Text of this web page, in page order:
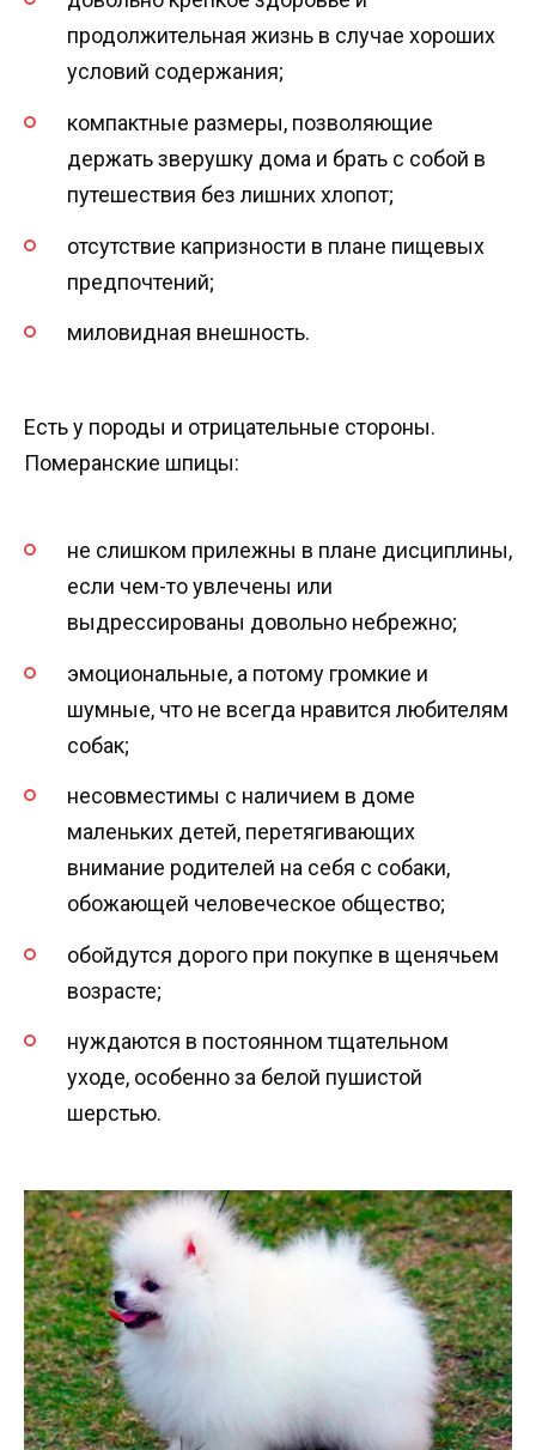
продолжительная жизнь в случае хороших
условий содержания;
компактные размеры, позволяющие
держать зверушку дома и брать с собой в
путешествия без лишних хлопот;
отсутствие капризности в плане пищевых
предпочтений;
миловидная внешность.
Есть у породы и отрицательные стороны.
Померанские шпицы:
не слишком прилежны в плане дисциплины,
если чем-то увлечены или
выдрессированы довольно небрежно;
эмоциональные, а потому громкие и
шумные, что не всегда нравится любителям
собак;
несовместимы с наличием в доме
маленьких детей, перетягивающих
внимание родителей на себя с собаки,
обожающей человеческое общество;
обойдутся дорого при покупке в щенячьем
возрасте;
нуждаются в постоянном тщательном
уходе, особенно за белой пушистой
шерстью.